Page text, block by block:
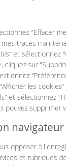
"Effacer
traces
et sélectionnez
cliquez sur
les
et sélectionnez
pouvez supprimer
navigateur
opposer à
et rubriques